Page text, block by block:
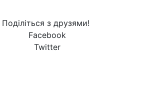
Поділіться з друзями!
Facebook
Twitter